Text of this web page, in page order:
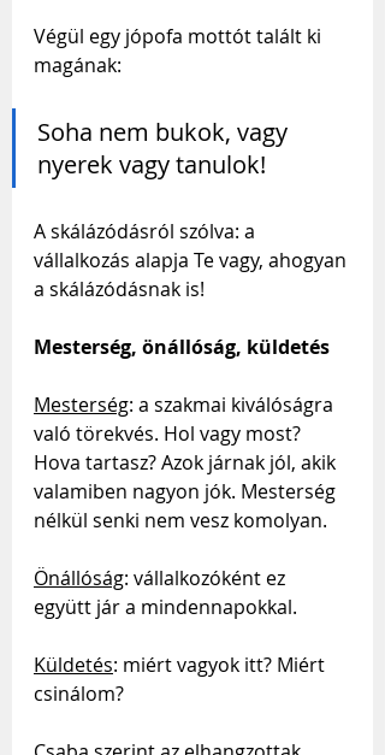
Végül egy jópofa mottót talált ki
magának:
Soha nem bukok, vagy
nyerek vagy tanulok!
A skálázódásról szólva: a
vállalkozás alapja Te vagy, ahogyan
a skálázódásnak is!
Mesterség, önállóság, küldetés
Mesterség: a szakmai kiválóságra
való törekvés. Hol vagy most?
Hova tartasz? Azok járnak jól, akik
valamiben nagyon jók. Mesterség
nélkül senki nem vesz komolyan.
Önállóság: vállalkozóként ez
együtt jár a mindennapokkal.
Küldetés: miért vagyok itt? Miért
csinálom?